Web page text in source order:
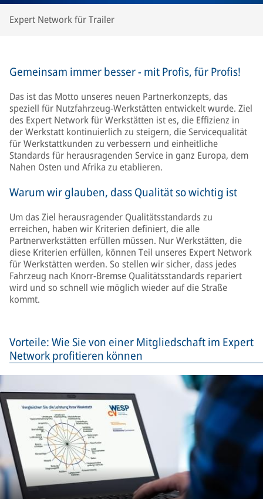
Expert Network für Trailer
Gemeinsam immer besser - mit Profis, für Profis!
Das ist das Motto unseres neuen Partnerkonzepts, das
speziell für Nutzfahrzeug-Werkstätten entwickelt wurde. Ziel
des Expert Network für Werkstätten ist es, die Effizienz in
der Werkstatt kontinuierlich zu steigern, die Servicequalität
für Werkstattkunden zu verbessern und einheitliche
Standards für herausragenden Service in ganz Europa, dem
Nahen Osten und Afrika zu etablieren.
Warum wir glauben, dass Qualität so wichtig ist
Um das Ziel herausragender Qualitätsstandards zu
erreichen, haben wir Kriterien definiert, die alle
Partnerwerkstätten erfüllen müssen. Nur Werkstätten, die
diese Kriterien erfüllen, können Teil unseres Expert Network
für Werkstätten werden. So stellen wir sicher, dass jedes
Fahrzeug nach Knorr-Bremse Qualitätsstandards repariert
wird und so schnell wie möglich wieder auf die Straße
kommt.
Vorteile: Wie Sie von einer Mitgliedschaft im Expert
Network profitieren können